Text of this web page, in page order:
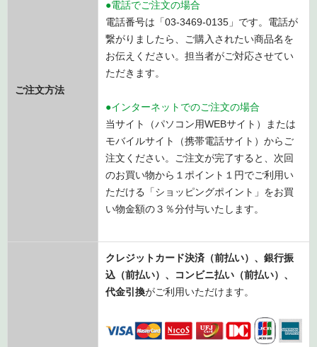
ご注文方法
●電話でご注文の場合
電話番号は「03-3469-0135」です。電話が
繋がりましたら、ご購入されたい商品名を
お伝えください。担当者がご対応させてい
ただきます。
●インターネットでのご注文の場合
当サイト（パソコン用WEBサイト）または
モバイルサイト（携帯電話サイト）からご
注文ください。ご注文が完了すると、次回
のお買い物から１ポイント１円でご利用い
ただける「ショッピングポイント」をお買
い物金額の３％分付与いたします。
クレジットカード決済（前払い）、銀行振
込 （前払い） 、コンビニ払い （前払い）、
代金引換がご利用いただけます。